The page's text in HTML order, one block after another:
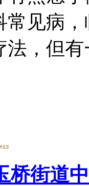
常见病
法，但有
桥街道